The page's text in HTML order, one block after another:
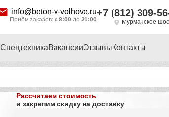
info@beton-v-volhove.ru
Приём заказов: с 8:00 до 21:00
+7 (812) 309-
Мурманское
СпецтехникаВакансииОтзывыКонтакты
Рассчитаем стоимость
и закрепим скидку на доставку